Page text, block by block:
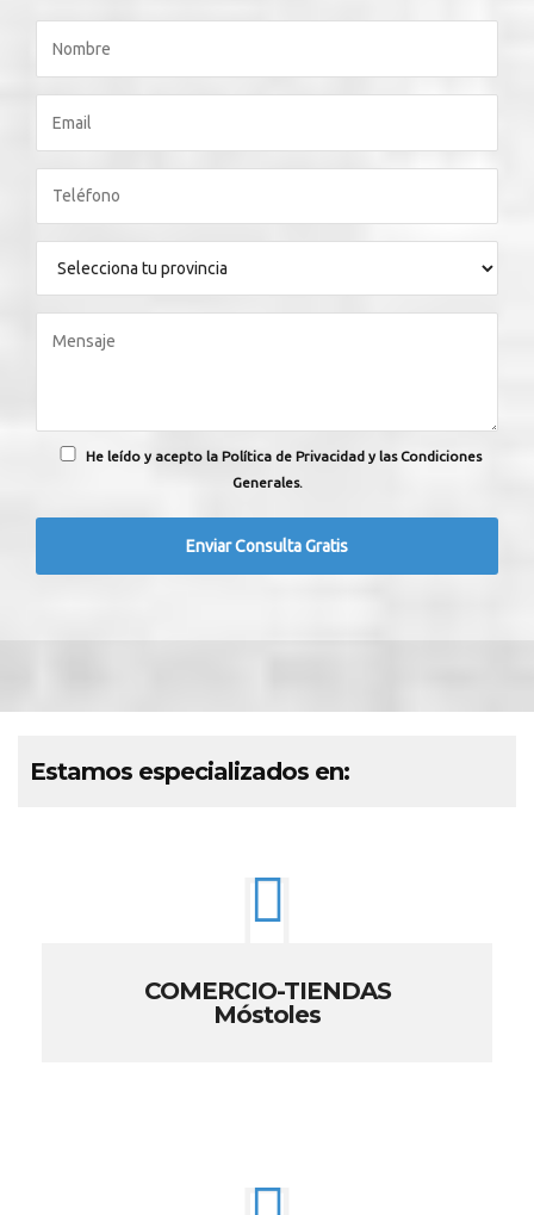
He leído y acepto la Política de Privacidad y las Condiciones
Generales.
Estamos especializados en:
COMERCIO-TIENDAS
Móstoles